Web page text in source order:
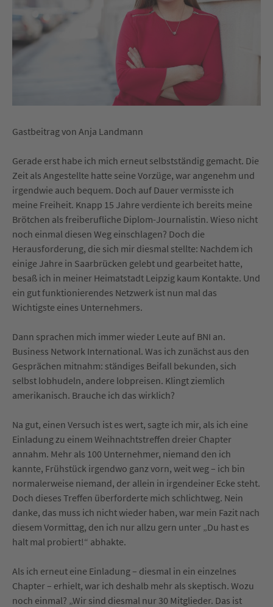
Gastbeitrag von Anja Landmann
Gerade erst habe ich mich erneut selbstständig gemacht. Die
Zeit als Angestellte hatte seine Vorzüge, war angenehm und
irgendwie auch bequem. Doch auf Dauer vermisste ich
meine Freiheit. Knapp 15 Jahre verdiente ich bereits meine
Brötchen als freiberufliche Diplom-Journalistin. Wieso nicht
noch einmal diesen Weg einschlagen? Doch die
Herausforderung, die sich mir diesmal stellte: Nachdem ich
einige Jahre in Saarbrücken gelebt und gearbeitet hatte,
besaß ich in meiner Heimatstadt Leipzig kaum Kontakte. Und
ein gut funktionierendes Netzwerk ist nun mal das
Wichtigste eines Unternehmers.
Dann sprachen mich immer wieder Leute auf BNI an.
Business Network International. Was ich zunächst aus den
Gesprächen mitnahm: ständiges Beifall bekunden, sich
selbst lobhudeln, andere lobpreisen. Klingt ziemlich
amerikanisch. Brauche ich das wirklich?
Na gut, einen Versuch ist es wert, sagte ich mir, als ich eine
Einladung zu einem Weihnachtstreffen dreier Chapter
annahm. Mehr als 100 Unternehmer, niemand den ich
kannte, Frühstück irgendwo ganz vorn, weit weg – ich bin
normalerweise niemand, der allein in irgendeiner Ecke steht.
Doch dieses Treffen überforderte mich schlichtweg. Nein
danke, das muss ich nicht wieder haben, war mein Fazit nach
diesem Vormittag, den ich nur allzu gern unter „Du hast es
halt mal probiert!“ abhakte.
Als ich erneut eine Einladung – diesmal in ein einzelnes
Chapter – erhielt, war ich deshalb mehr als skeptisch. Wozu
noch einmal? „Wir sind diesmal nur 30 Mitglieder. Das ist